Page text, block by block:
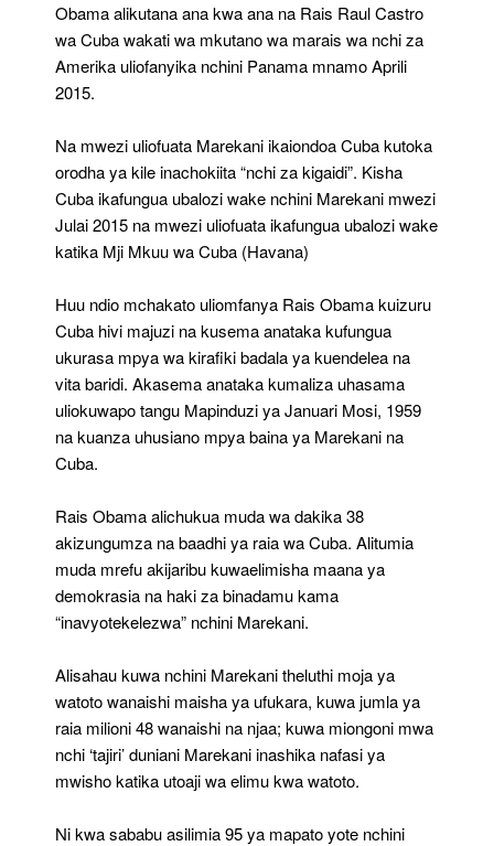
Obama alikutana ana kwa ana na Rais Raul Castro
wa Cuba wakati wa mkutano wa marais wa nchi za
Amerika uliofanyika nchini Panama mnamo Aprili
2015.
Na mwezi uliofuata Marekani ikaiondoa Cuba kutoka
orodha ya kile inachokiita “nchi za kigaidi”. Kisha
Cuba ikafungua ubalozi wake nchini Marekani mwezi
Julai 2015 na mwezi uliofuata ikafungua ubalozi wake
katika Mji Mkuu wa Cuba (Havana)
Huu ndio mchakato uliomfanya Rais Obama kuizuru
Cuba hivi majuzi na kusema anataka kufungua
ukurasa mpya wa kirafiki badala ya kuendelea na
vita baridi. Akasema anataka kumaliza uhasama
uliokuwapo tangu Mapinduzi ya Januari Mosi, 1959
na kuanza uhusiano mpya baina ya Marekani na
Cuba.
Rais Obama alichukua muda wa dakika 38
akizungumza na baadhi ya raia wa Cuba. Alitumia
muda mrefu akijaribu kuwaelimisha maana ya
demokrasia na haki za binadamu kama
“inavyotekelezwa” nchini Marekani.
Alisahau kuwa nchini Marekani theluthi moja ya
watoto wanaishi maisha ya ufukara, kuwa jumla ya
raia milioni 48 wanaishi na njaa; kuwa miongoni mwa
nchi ‘tajiri’ duniani Marekani inashika nafasi ya
mwisho katika utoaji wa elimu kwa watoto.
Ni kwa sababu asilimia 95 ya mapato yote nchini